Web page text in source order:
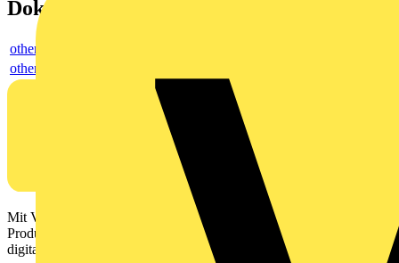
Dokumente
others
others
Mit Voltimum erhalten Elektrofachkräfte Zugang zu Branchennews,
Produktinformationen, Schulungen und Tools – alles auf einer
digitalen Plattform und Community.